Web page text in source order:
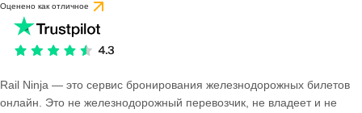
Оценено как отличное
Rail Ninja — это сервис бронирования железнодорожных билетов
онлайн. Это не железнодорожный перевозчик, не владеет и не